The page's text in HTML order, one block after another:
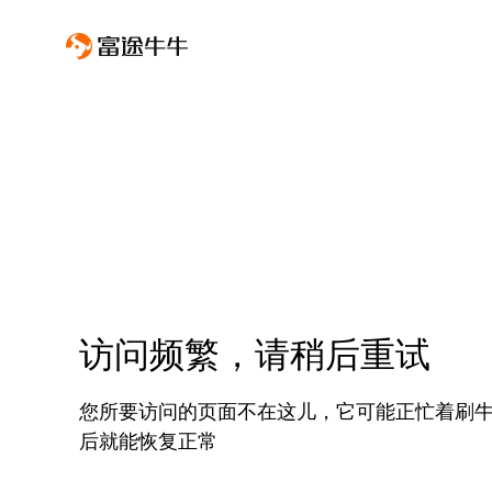
访问频繁，请稍后重试
您所要访问的页面不在这儿，它可能正忙着刷
后就能恢复正常